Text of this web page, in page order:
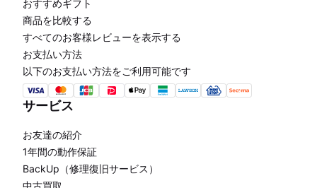
おすすめギフト
商品を比較する
すべてのお客様レビューを表示する
お支払い方法
以下のお支払い方法をご利用可能です
サービス
お友達の紹介
1年間の動作保証
BackUp（修理復旧サービス）
中古買取